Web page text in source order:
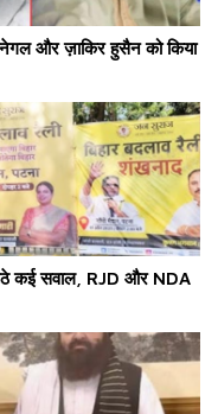
और ज़ाकिर हुसैन को किया
कई सवाल, RJD और NDA